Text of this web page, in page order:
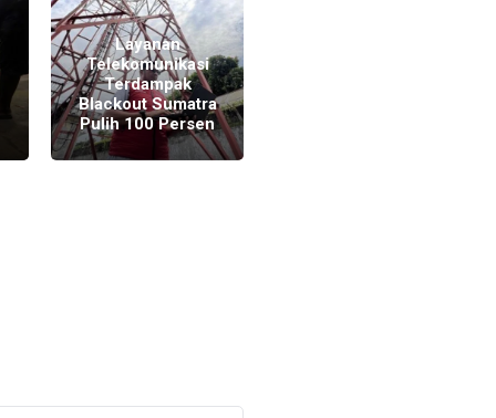
Layanan
Telekomunikasi
Terdampak
Blackout Sumatra
Pulih 100 Persen